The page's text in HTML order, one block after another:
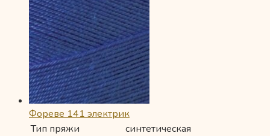
Фореве 141 электрик
Тип пряжи
синтетическая